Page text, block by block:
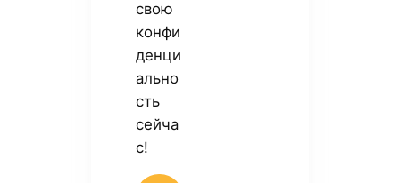
свою
конфи
денци
ально
сть
сейча
с!